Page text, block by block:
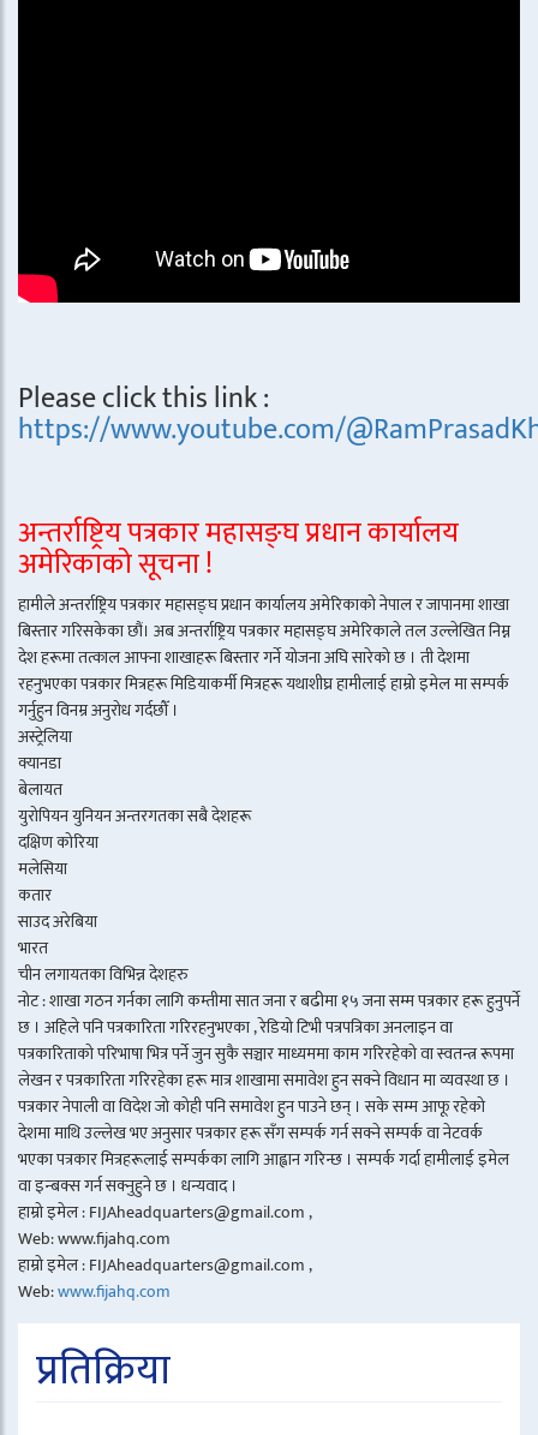
Please click this link :
https://www.youtube.com/
अन्तर्राष्ट्रिय पत्रकार महासङ्घ प्रधान कार्यालय
अमेरिकाको सूचना !
हामीले अन्तर्राष्ट्रिय पत्रकार महासङ्घ प्रधान कार्यालय अमेरिकाको नेपाल र जापानमा शाखा
बिस्तार गरिसकेका छौं। अब अन्तर्राष्ट्रिय पत्रकार महासङ्घ अमेरिकाले तल उल्लेखित निम्न
देश हरूमा तत्काल आफ्ना शाखाहरू बिस्तार गर्ने योजना अघि सारेको छ । ती देशमा
रहनुभएका पत्रकार मित्रहरू मिडियाकर्मी मित्रहरू यथाशीघ्र हामीलाई हाम्रो इमेल मा सम्पर्क
गर्नुहुन विनम्र अनुरोध गर्दछौँ ।
अस्ट्रेलिया
क्यानडा
बेलायत
युरोपियन युनियन अन्तरगतका सबै देशहरू
दक्षिण कोरिया
मलेसिया
कतार
साउद अरेबिया
भारत
चीन लगायतका विभिन्न देशहरु
नोट : शाखा गठन गर्नका लागि कम्तीमा सात जना र बढीमा १५ जना सम्म पत्रकार हरू हुनुपर्ने
छ । अहिले पनि पत्रकारिता गरिरहनुभएका , रेडियो टिभी पत्रपत्रिका अनलाइन वा
पत्रकारिताको परिभाषा भित्र पर्ने जुन सुकै सञ्चार माध्यममा काम गरिरहेको वा स्वतन्त्र रूपमा
लेखन र पत्रकारिता गरिरहेका हरू मात्र शाखामा समावेश हुन सक्ने विधान मा व्यवस्था छ ।
पत्रकार नेपाली वा विदेश जो कोही पनि समावेश हुन पाउने छन् । सके सम्म आफू रहेको
देशमा माथि उल्लेख भए अनुसार पत्रकार हरू सँग सम्पर्क गर्न सक्ने सम्पर्क वा नेटवर्क
भएका पत्रकार मित्रहरूलाई सम्पर्कका लागि आह्वान गरिन्छ । सम्पर्क गर्दा हामीलाई इमेल
वा इन्बक्स गर्न सक्नुहुने छ । धन्यवाद ।
हाम्रो इमेल : FIJAheadquarters@gmail.com ,
Web: www.fijahq.com
हाम्रो इमेल : FIJAheadquarters@gmail.com ,
Web:www.fijahq.com
प्रतिक्रिया